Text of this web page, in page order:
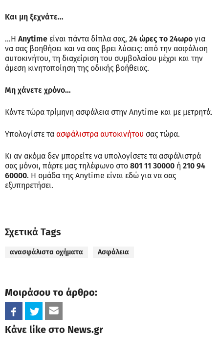
Και μη ξεχνάτε…
…Η Anytime είναι πάντα δίπλα σας, 24 ώρες το 24ωρο για
να σας βοηθήσει και να σας βρει λύσεις: από την ασφάλιση
αυτοκινήτου, τη διαχείριση του συμβολαίου μέχρι και την
άμεση κινητοποίηση της οδικής βοήθειας.
Μη χάνετε χρόνο…
Κάντε τώρα τρίμηνη ασφάλεια στην Anytime και με μετρητά.
Υπολογίστε τα ασφάλιστρα αυτοκινήτου σας τώρα.
Κι αν ακόμα δεν μπορείτε να υπολογίσετε τα ασφάλιστρά
σας μόνοι, πάρτε μας τηλέφωνο στο 801 11 30000 ή 210 94
60000. Η ομάδα της Anytime είναι εδώ για να σας
εξυπηρετήσει.
Σχετικά Tags
ανασφάλιστα οχήματα Ασφάλεια
Μοιράσου το άρθρο:
Κάνε like στο News.gr